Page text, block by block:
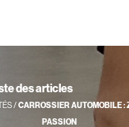
/ CARROSSIER AUTOMOBILE :
PASSION
des articles